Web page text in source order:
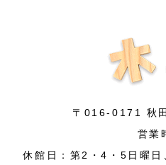
〒016-0171 秋
営業
休館日：第2・4・5日曜